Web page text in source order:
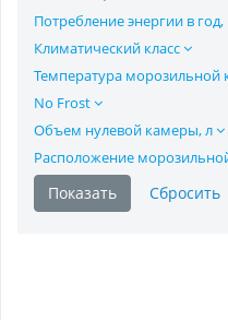
Потребление энергии в год,
Климатический класс
Температура морозильной
No Frost
Объем нулевой камеры, л
Расположение